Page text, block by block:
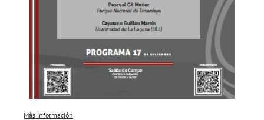
Más información